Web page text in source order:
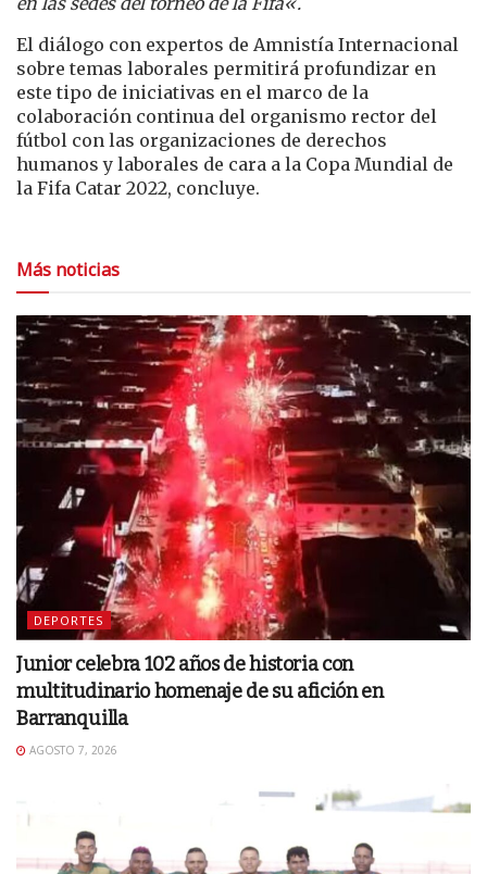
El diálogo con expertos de Amnistía Internacional
sobre temas laborales permitirá profundizar en
este tipo de iniciativas en el marco de la
colaboración continua del organismo rector del
fútbol con las organizaciones de derechos
humanos y laborales de cara a la Copa Mundial de
la Fifa Catar 2022, concluye.
Más noticias
DEPORTES
Junior celebra 102 años de historia con
multitudinario homenaje de su afición en
Barranquilla
AGOSTO 7, 2026